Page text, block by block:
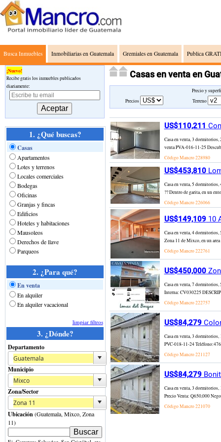
Busca Inmuebles Inmobiliarias en Guatemala Gremiales en Guatemala Publica
Casas en venta en
Precio y
Precios
Terreno
US$110,211
Casa en venta, 3
venta PVA-016-11-25
Código Mancro228980
US$453,810
Casa en venta, 5
?? Dentro de garita, en un
Código Mancro226066
US$149,10910
Casa en venta, 4
Zona 11 de Mixco, en un
Código Mancro222761
US$450,000
Casa en venta, 7
Interna: CV030225
Código Mancro222757
US$84,279
Casa en venta, 3
PVC-018-11-24
Código Mancro221127
US$84,279
Casa en venta, 3
Precio Venta: Q650,000
Código Mancro221070
¡Nuevo!
Recibe gratis los inmuebles publicados
diariamente:
1. ¿Qué buscas?
Casas
Apartamentos
Lotes y terrenos
Locales comerciales
Bodegas
Oficinas
Granjas y fincas
Edificios
Hoteles y habitaciones
Mausoleos
Derechos de llave
Parqueos
2. ¿Para qué?
En venta
En alquiler
En alquiler vacacional
limpiar filtros
3. ¿Dónde?
Departamento
Municipio
Zona/Sector
Ubicación(Guatemala, Mixco, Zona
11)